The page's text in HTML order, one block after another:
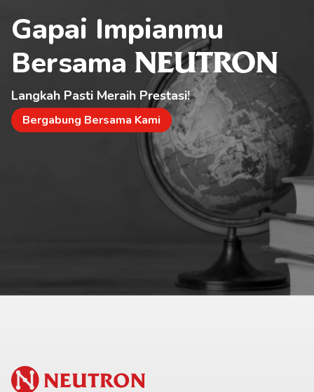
Gapai Impianmu
Bersama NEUTRON
Langkah Pasti Meraih Prestasi!
Bergabung Bersama Kami